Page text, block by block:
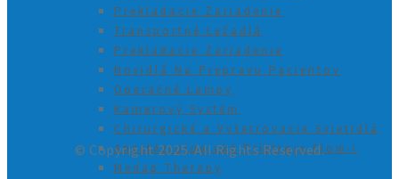
Prekladacie Zariadenie
Transportné Ležadlá
Prekladacie Zariadenie
Nosidlá Na Prepravu Pacientov
Operačné Lampy
Kamerový Systém
Chirurgické a Vyšetrovacie Svietidlá
Anestéziologické Prístroje Flow-i
Medap Therapy
© Copyright 2025. All Rights Reserved.